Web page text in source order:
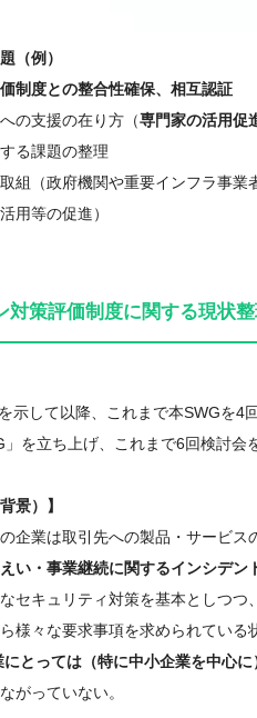
（例）
制度との整合性確保、相互認証
の支援の在り方（専門家の活用促
る課題の整理
組（政府機関や重要インフラ事
用等の促進）
策評価制度に関する現状
示して以降、これまで本SWGを
を立ち上げ、これまで6回検討会
景）】
企業は取引先への製品・サービ
い・事業継続に関するインシデン
セキュリティ対策を基本としつつ
様々な要求事項を求められている
とっては（特に中小企業を中心
がっていない。